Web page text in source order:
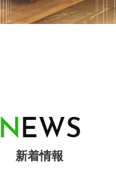
NEWS
新着情報